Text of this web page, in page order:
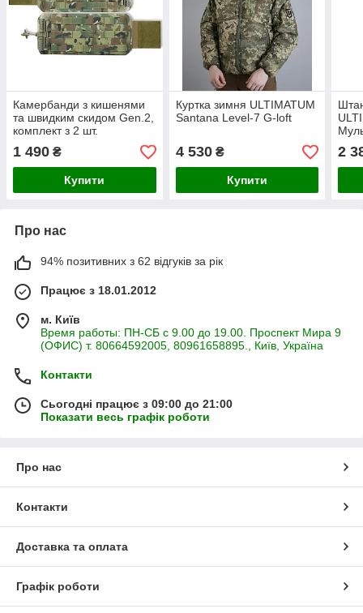
Камербанди з кишенями
та швидким скидом Gen.2,
комплект з 2 шт.
1 490 ₴
Купити
Куртка зимня ULTIMATUM
Santana Level-7 G-loft
4 530₴
Купити
2
Про нас
94% позитивних з 62 відгуків за рік
Працює з 18.01.2012
м. Київ
Время работы: ПН-СБ с 9.00 до 19.00. Проспект Мира 9
(ОФИС) т. 80664592005, 80961658895., Київ, Україна
Контакти
Сьогодні працює з 09:00 до 21:00
Показати весь графік роботи
Про нас
Контакти
Доставка та оплата
Графік роботи